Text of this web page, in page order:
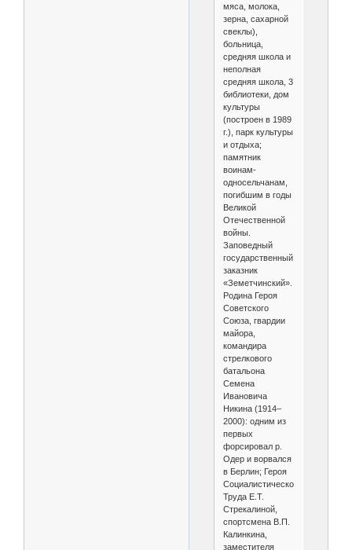
мяса, молока,
зерна, сахарной
свеклы),
больница,
средняя школа и
неполная
средняя школа, 3
библиотеки, дом
культуры
(построен в 1989
г.), парк культуры
и отдыха;
памятник
воинам-
односельчанам,
погибшим в годы
Великой
Отечественной
войны.
Заповедный
государственный
заказник
«Земетчинский».
Родина Героя
Советского
Союза, гвардии
майора,
командира
стрелкового
батальона
Семена
Ивановича
Никина (1914–
2000): одним из
первых
форсировал р.
Одер и ворвался
в Берлин; Героя
Социалистического
Труда Е.Т.
Стрекалиной,
спортсмена В.П.
Калинкина,
заместителя